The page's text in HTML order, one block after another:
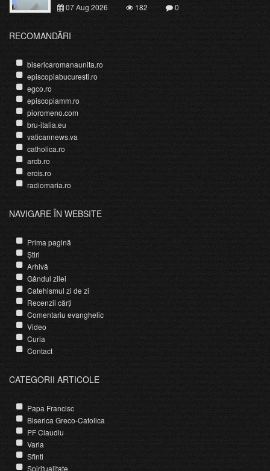
07 Aug 2026
182 0
RECOMANDĂRI
bisericaromanaunita.ro
episcopiabucuresti.ro
egco.ro
episcopiamm.ro
pioromeno.com
bru-italia.eu
vaticannews.va
catholica.ro
arcb.ro
ercis.ro
radiomaria.ro
NAVIGARE ÎN WEBSITE
Prima pagină
Știri
Arhivă
Gândul zilei
Catehismul zi de zi
Recenzii cărți
Comentariu evanghelic
Video
Curia
Contact
CATEGORII ARTICOLE
Papa Francisc
Biserica Greco-Catolica
PF Claudiu
Varia
Sfinti
Spiritualitate